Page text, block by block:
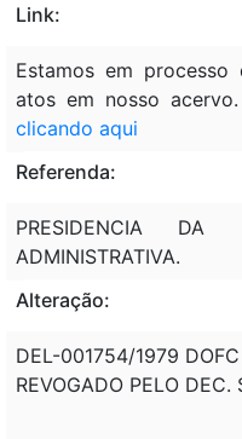
Link:
Estamos em
atos em nosso
clicando aqui
Referenda:
PRESIDENCIA DA
ADMINISTRATIVA.
Alteração:
DEL-001754/1979
REVOGADO PELO